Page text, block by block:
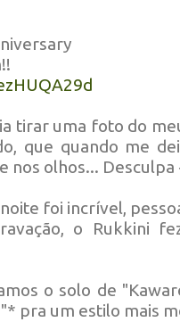
tirar uma foto do
que quando me
nos olhos... Desculpa
foi incrível,
o Rukkini
o solo de
pra um estilo mais